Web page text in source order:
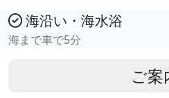
海沿い・海水浴
海まで車で5分
ご案